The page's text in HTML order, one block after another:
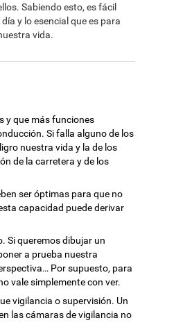
Sabiendo esto, es fácil
y lo esencial que es para
vida.
y que más funciones
Si falla alguno de los
nuestra vida y la de los
de la carretera y de los
ser óptimas para que no
capacidad puede derivar
Si queremos dibujar un
a prueba nuestra
Por supuesto, para
vale simplemente con ver.
vigilancia o supervisión. Un
las cámaras de vigilancia no